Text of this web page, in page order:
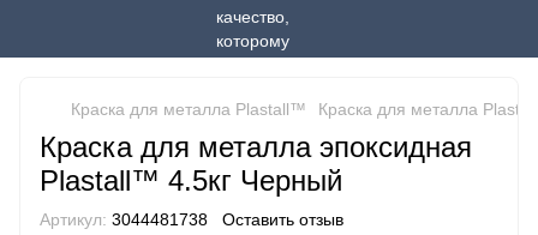
Краска для металла Plastall™ Краска для металла
Краска для металла эпоксидная
Plastall™ 4.5кг Черный
Артикул: 3044481738 Оставить отзыв